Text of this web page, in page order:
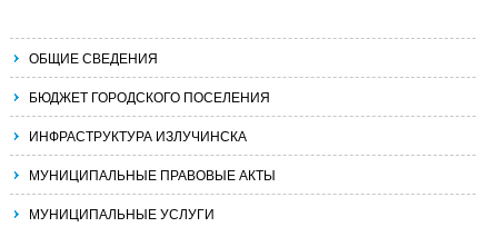
ОБЩИЕ СВЕДЕНИЯ
БЮДЖЕТ ГОРОДСКОГО ПОСЕЛЕНИЯ
ИНФРАСТРУКТУРА ИЗЛУЧИНСКА
МУНИЦИПАЛЬНЫЕ ПРАВОВЫЕ АКТЫ
МУНИЦИПАЛЬНЫЕ УСЛУГИ